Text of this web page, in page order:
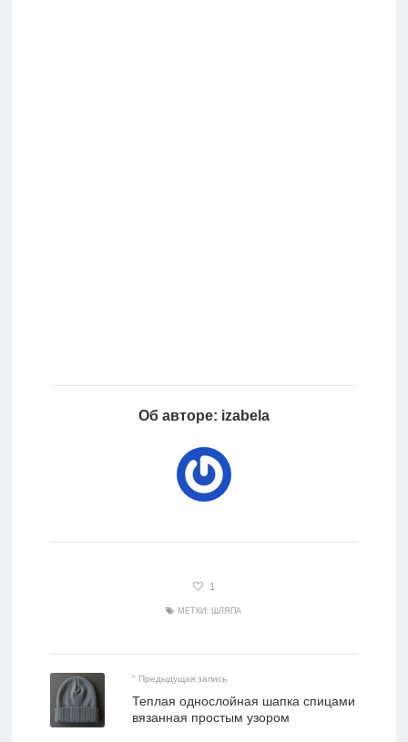
Об авторе: izabela
1
МЕТКИ: ШЛЯПА
" Предыдущая запись
Теплая однослойная шапка спицами
вязанная простым узором